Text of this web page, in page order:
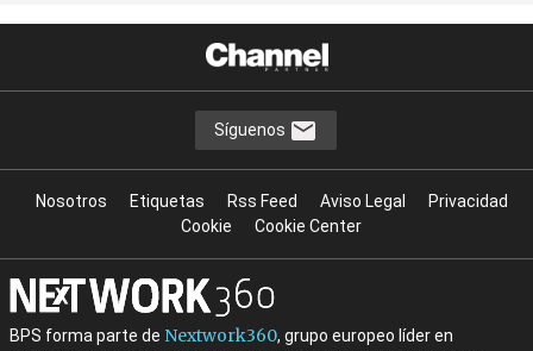
Síguenos
Nosotros Etiquetas Rss Feed Aviso Legal
Privacidad
Cookie
Cookie Center
BPS forma parte de Nextwork360, grupo europeo líder en